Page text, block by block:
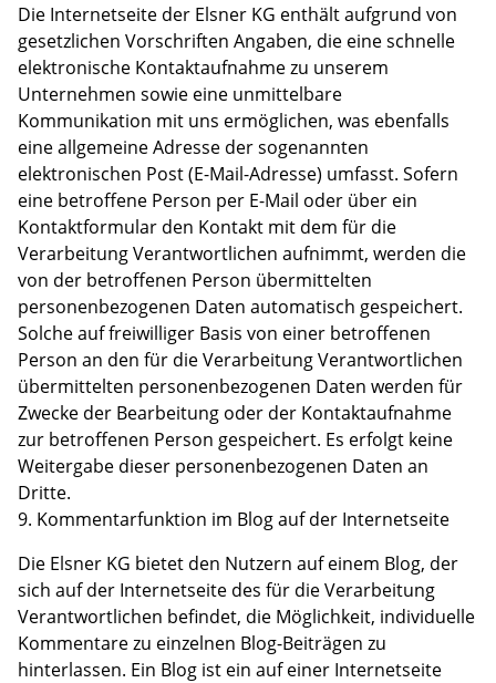
Die Internetseite der Elsner KG enthält aufgrund von
gesetzlichen Vorschriften Angaben, die eine schnelle
elektronische Kontaktaufnahme zu unserem
Unternehmen sowie eine unmittelbare
Kommunikation mit uns ermöglichen, was ebenfalls
eine allgemeine Adresse der sogenannten
elektronischen Post (E-Mail-Adresse) umfasst. Sofern
eine betroffene Person per E-Mail oder über ein
Kontaktformular den Kontakt mit dem für die
Verarbeitung Verantwortlichen aufnimmt, werden die
von der betroffenen Person übermittelten
personenbezogenen Daten automatisch gespeichert.
Solche auf freiwilliger Basis von einer betroffenen
Person an den für die Verarbeitung Verantwortlichen
übermittelten personenbezogenen Daten werden für
Zwecke der Bearbeitung oder der Kontaktaufnahme
zur betroffenen Person gespeichert. Es erfolgt keine
Weitergabe dieser personenbezogenen Daten an
Dritte.
9. Kommentarfunktion im Blog auf der Internetseite
Die Elsner KG bietet den Nutzern auf einem Blog, der
sich auf der Internetseite des für die Verarbeitung
Verantwortlichen befindet, die Möglichkeit, individuelle
Kommentare zu einzelnen Blog-Beiträgen zu
hinterlassen. Ein Blog ist ein auf einer Internetseite